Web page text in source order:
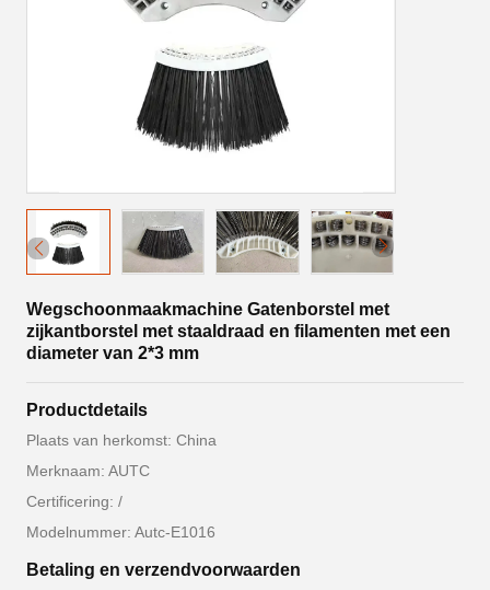
Wegschoonmaakmachine Gatenborstel met
zijkantborstel met staaldraad en filamenten met een
diameter van 2*3 mm
Productdetails
Plaats van herkomst: China
Merknaam: AUTC
Certificering: /
Modelnummer: Autc-E1016
Betaling en verzendvoorwaarden